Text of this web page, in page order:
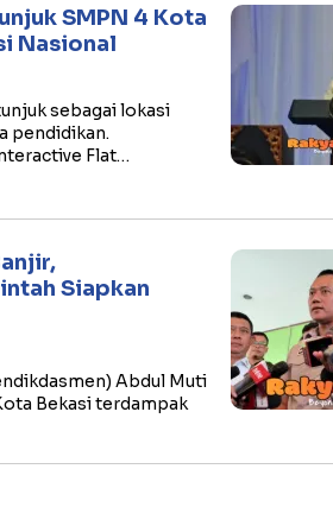
SMPN 4 Kota
Nasional
sebagai lokasi
pendidikan.
Flat…
Siapkan
Abdul Muti
Bekasi terdampak